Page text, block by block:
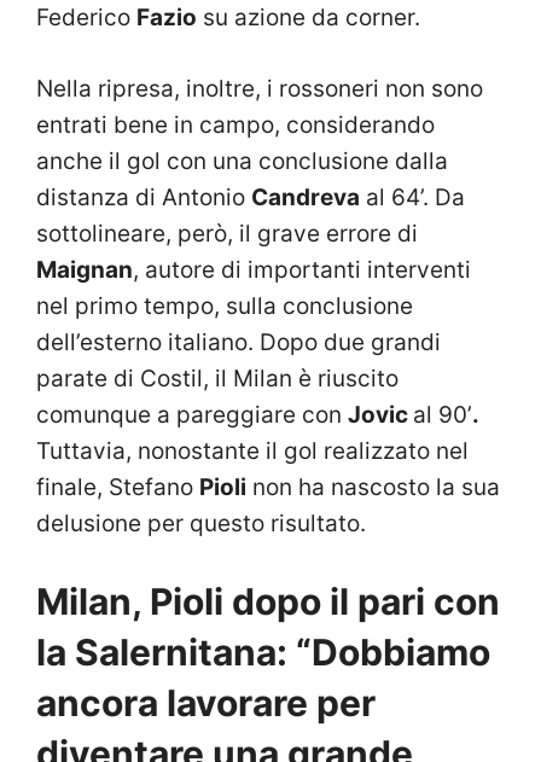
Federico Fazio su azione da corner.
Nella ripresa, inoltre, i rossoneri non sono
entrati bene in campo, considerando
anche il gol con una conclusione dalla
distanza di Antonio Candreva al 64’. Da
sottolineare, però, il grave errore di
Maignan, autore di importanti interventi
nel primo tempo, sulla conclusione
dell’esterno italiano. Dopo due grandi
parate di Costil, il Milan è riuscito
comunque a pareggiare con Jovic al 90’.
Tuttavia, nonostante il gol realizzato nel
finale, Stefano Pioli non ha nascosto la sua
delusione per questo risultato.
Milan, Pioli dopo il pari con
la Salernitana: “Dobbiamo
ancora lavorare per